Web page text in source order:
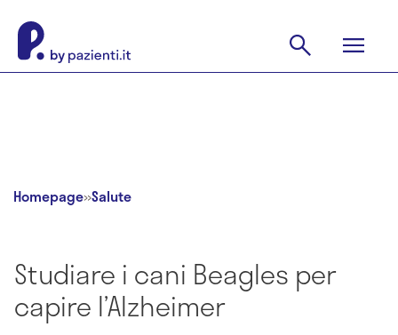
Homepage»Salute
Studiare i cani Beagles per
capire l’Alzheimer